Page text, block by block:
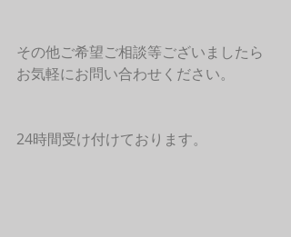
その他ご希望ご相談等ございましたら
お気軽にお問い合わせください。
24時間受け付けております。